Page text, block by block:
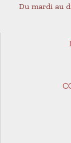
Du mardi au